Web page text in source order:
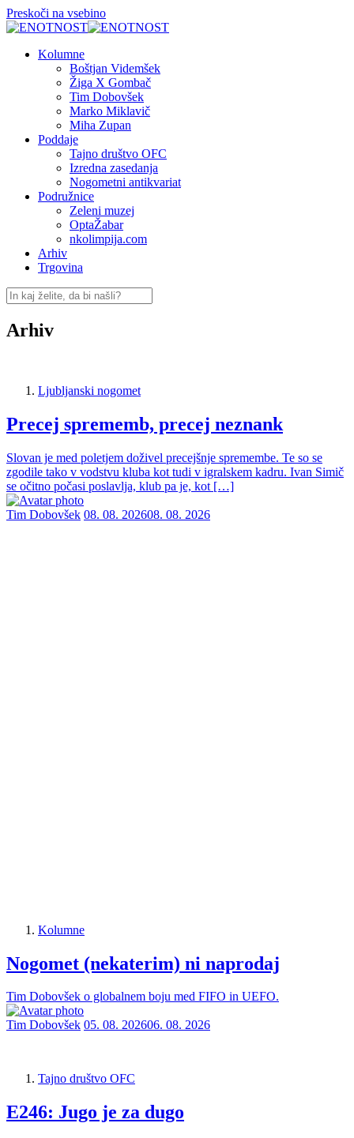
Preskoči na vsebino
Kolumne
Boštjan Videmšek
Žiga X Gombač
Tim Dobovšek
Marko Miklavič
Miha Zupan
Poddaje
Tajno društvo OFC
Izredna zasedanja
Nogometni antikvariat
Podružnice
Zeleni muzej
OptaŽabar
nkolimpija.com
Arhiv
Trgovina
Arhiv
Ljubljanski nogomet
Precej sprememb, precej neznank
Slovan je med poletjem doživel precejšnje spremembe. Te so se
zgodile tako v vodstvu kluba kot tudi v igralskem kadru. Ivan Simič
se očitno počasi poslavlja, klub pa je, kot […]
Tim Dobovšek 08. 08. 202608. 08. 2026
Kolumne
Nogomet (nekaterim) ni naprodaj
Tim Dobovšek o globalnem boju med FIFO in UEFO.
Tim Dobovšek 05. 08. 202606. 08. 2026
Tajno društvo OFC
E246: Jugo je za dugo